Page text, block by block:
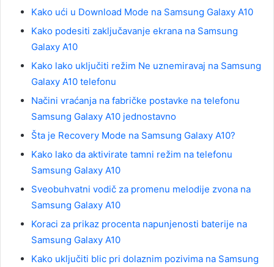
Kako ući u Download Mode na Samsung Galaxy A10
Kako podesiti zaključavanje ekrana na Samsung
Galaxy A10
Kako lako uključiti režim Ne uznemiravaj na Samsung
Galaxy A10 telefonu
Načini vraćanja na fabričke postavke na telefonu
Samsung Galaxy A10 jednostavno
Šta je Recovery Mode na Samsung Galaxy A10?
Kako lako da aktivirate tamni režim na telefonu
Samsung Galaxy A10
Sveobuhvatni vodič za promenu melodije zvona na
Samsung Galaxy A10
Koraci za prikaz procenta napunjenosti baterije na
Samsung Galaxy A10
Kako uključiti blic pri dolaznim pozivima na Samsung